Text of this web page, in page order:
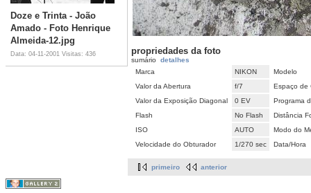
Doze e Trinta - João
Amado - Foto Henrique
Almeida-12.jpg
Data: 04-11-2001 Visitas: 436 propriedades da foto
sumário detalhes
Marca
NIKON
Modelo
Valor da Abertura
f/7
Espaço de
Valor da Exposição Diagonal
0 EV
Programa
Flash
No Flash
Distância
ISO
AUTO
Modo do
Velocidade do Obturador
1/270 sec Data/Hora
primeiro anterior